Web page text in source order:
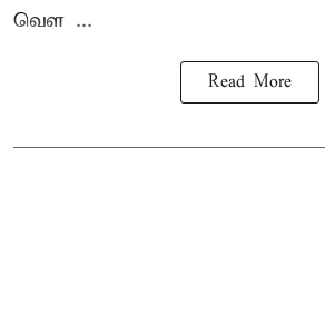
வெள ...
Read More